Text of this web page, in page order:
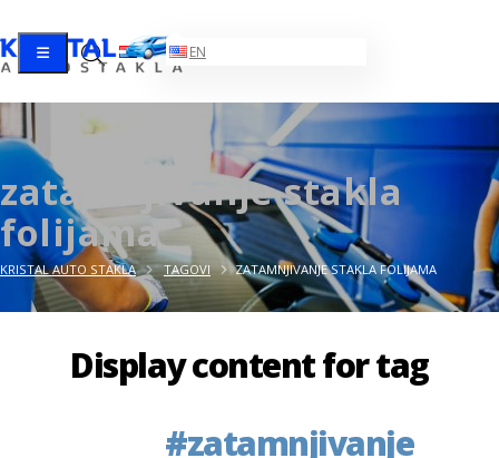
HR EN
zatamnjivanje stakla
folijama
KRISTAL AUTO STAKLA TAGOVI ZATAMNJIVANJE STAKLA FOLIJAMA
Display content for tag